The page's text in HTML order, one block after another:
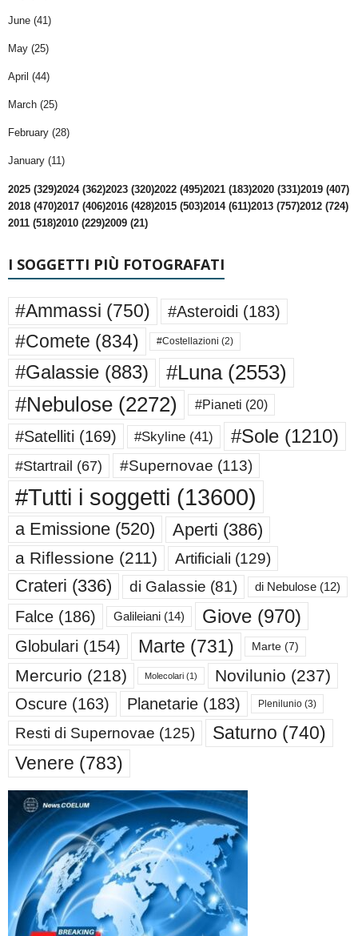
June (41)
May (25)
April (44)
March (25)
February (28)
January (11)
2025 (329)2024 (362)2023 (320)2022 (495)2021 (183)2020 (331)2019 (407)
2018 (470)2017 (406)2016 (428)2015 (503)2014 (611)2013 (757)2012 (724)
2011 (518)2010 (229)2009 (21)
I SOGGETTI PIÙ FOTOGRAFATI
#Ammassi (750) #Asteroidi (183)
#Comete (834) #Costellazioni (2)
#Galassie (883) #Luna(2553)
#Nebulose (2272) #Pianeti (20)
#Satelliti (169) #Skyline (41) #Sole (1210)
#Startrail (67) #Supernovae (113)
#Tutti i soggetti (13600)
a Emissione (520) Aperti (386)
a Riflessione (211) Artificiali (129)
Crateri (336) di Galassie (81) di Nebulose (12)
Falce (186) Galileiani (14) Giove (970)
Globulari (154) Marte (731) Marte (7)
Mercurio (218) Molecolari (1) Novilunio (237)
Oscure (163) Planetarie (183) Plenilunio (3)
Resti di Supernovae (125) Saturno (740)
Venere (783)